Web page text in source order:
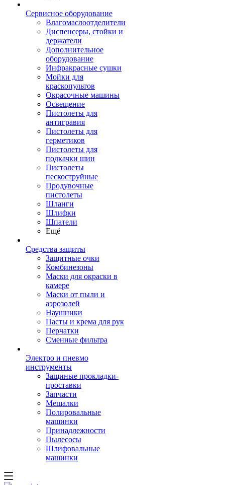
Сервисное оборудование
Влагомаслоотделители
Диспенсеры, стойки и
держатели
Дополнительное
оборудование
Инфракрасные сушки
Мойки для
краскопультов
Окрасочные машины
Освещение
Пистолеты для
антигравия
Пистолеты для
герметиков
Пистолеты для
подкачки шин
Пистолеты
пескоструйные
Продувочные
пистолеты
Шланги
Шлифки
Шпатели
Ещё
Средства защиты
Защитные очки
Комбинезоны
Маски для окраски в
камере
Маски от пыли и
аэрозолей
Наушники
Пасты и крема для рук
Перчатки
Сменные фильтра
Электро и пневмо
инструменты
Защиные прокладки-
проставки
Запчасти
Мешалки
Полировальные
машинки
Принадлежности
Пылесосы
Шлифовальные
машинки